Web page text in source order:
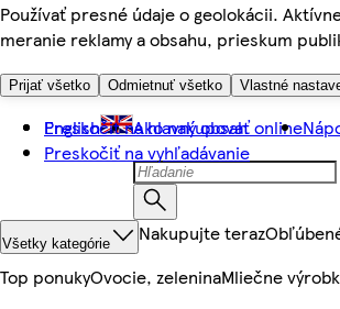
Používať presné údaje o geolokácii.
meranie reklamy a obsahu, prieskum
Prijať všetko Odmietnuť všetko Vlastné
Preskočiť na hlavný obsah
Preskočiť na vyhľadávanie
English Ako nakupovať online
Všetky kategórie Nakupujte teraz
Top ponukyOvocie, zeleninaMliečne